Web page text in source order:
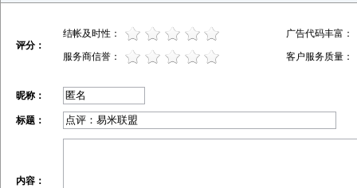
评分：
结帐及时性：
广告代码丰富：
服务商信誉：
客户服务质量：
昵称：
标题：
内容：